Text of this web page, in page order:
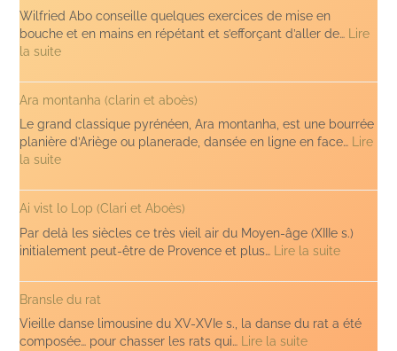
Wilfried Abo conseille quelques exercices de mise en
bouche et en mains en répétant et s’efforçant d’aller de… Lire
la suite:
Ara montanha (clarin et aboès)
Le grand classique pyrénéen, Ara montanha, est une bourrée
planière d’Ariège ou planerade, dansée en ligne en face… Lire
la suite:
montanha
(clarin
et
aboès)
Ai vist lo Lop (Clari et Aboès)
Par delà les siècles ce très vieil air du Moyen-âge (XIIIe s.)
initialement peut-être de Provence et plus… Lire la suite:
vist
Lop
Bransle du rat
Vieille danse limousine du XV-XVIe s., la danse du rat a été
composée… pour chasser les rats qui… Lire la suite: